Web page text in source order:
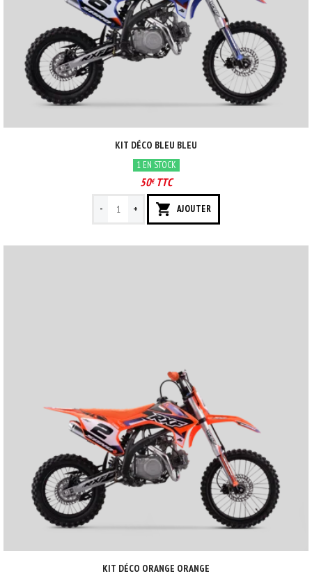
KIT DÉCO BLEU BLEU
1 EN STOCK
50€TTC
- + AJOUTER
KIT DÉCO ORANGE ORANGE